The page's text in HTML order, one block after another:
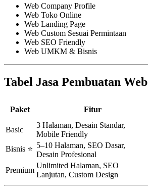
Web Company Profile
Web Toko Online
Web Landing Page
Web Custom Sesuai Permintaan
Web SEO Friendly
Web UMKM & Bisnis
Tabel Jasa Pembuatan Web
Paket Fitur
Basic
3 Halaman, Desain Standar,
Mobile Friendly
Bisnis ⭐ 5–10 Halaman, SEO Dasar,
Desain Profesional
Premium
Unlimited Halaman, SEO
Lanjutan, Custom Design